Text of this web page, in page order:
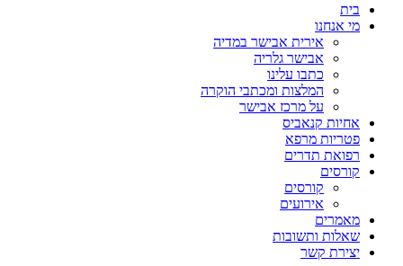
בית
מי אנחנו
אירית אבישר במדיה
אבישר גלריה
כתבו עלינו
המלצות ומכתבי הוקרה
על מרכז אבישר
אחיות קנאביס
פטריות מרפא
רפואת תדרים
קורסים
קורסים
אירועים
מאמרים
שאלות ותשובות
יצירת קשר